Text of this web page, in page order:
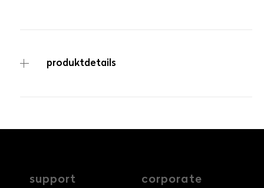
service
Nachhaltigkeit
Career
produktdetails
support corporate